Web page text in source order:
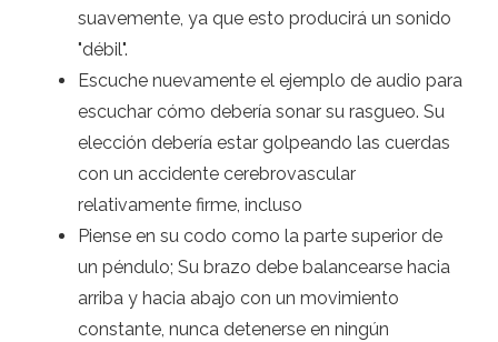
suavemente, ya que esto producirá un sonido
"débil".
Escuche nuevamente el ejemplo de audio para
escuchar cómo debería sonar su rasgueo. Su
elección debería estar golpeando las cuerdas
con un accidente cerebrovascular
relativamente firme, incluso
Piense en su codo como la parte superior de
un péndulo; Su brazo debe balancearse hacia
arriba y hacia abajo con un movimiento
constante, nunca detenerse en ningún